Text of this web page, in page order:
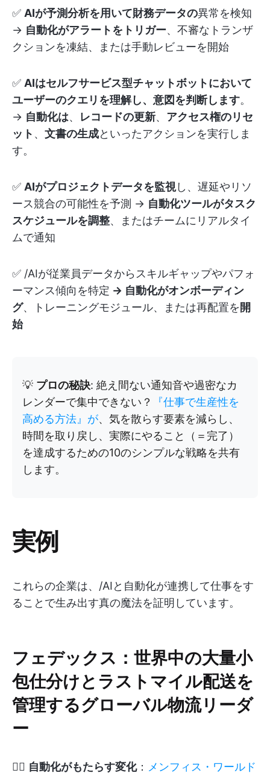
✅ AIが予測分析を用いて財務データの異常を検知
→ 自動化がアラートをトリガー、不審なトランザ
クションを凍結、または手動レビューを開始
✅ AIはセルフサービス型チャットボットにおいて
ユーザーのクエリを理解し、意図を判断します。
→ 自動化は、 レコードの更新、 アクセス権のリセ
ット 、 文書の生成といったアクションを実行しま
す。
✅ AIがプロジェクトデータを監視し、遅延やリソ
ース競合の可能性を予測 → 自動化ツールがタスク
スケジュールを調整、またはチームにリアルタイ
ムで通知
✅ /AIが従業員データからスキルギャップやパフォ
ーマンス傾向を特定 → 自動化がオンボーディン
グ、トレーニングモジュール、または再配置を開
始
💡 プロの秘訣: 絶え間ない通知音や過密なカ
レンダーで集中できない？
『仕事で生産性を
高める方法』が、気を散らす要素を減らし、
時間を取り戻し、実際にやること（＝完了）
を達成するための10のシンプルな戦略を共有
します。
実例
これらの企業は、/AIと自動化が連携して仕事をす
ることで生み出す真の魔法を証明しています。
フェデックス：世界中の大量小
包仕分けとラストマイル配送を
管理するグローバル物流リーダ
ー
👉🏽 自動化がもたらす変化： メンフィス・ワールド